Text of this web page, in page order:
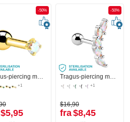
-50%
Tragus-piercing med Krystalsten
+1
$5,95
-50%
Tragus-piercing med krystaller
+1
$16,90
fra$8,45